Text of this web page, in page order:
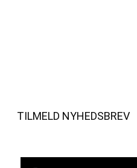
TILMELD NYHEDSBREV